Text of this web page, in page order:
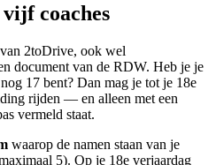
coaches
2toDrive, ook wel
document van de RDW. Heb je je
17 bent? Dan mag je tot je 18e
rijden — en alleen met een
vermeld staat.
waarop de namen staan van je
5). Op je 18e verjaardag